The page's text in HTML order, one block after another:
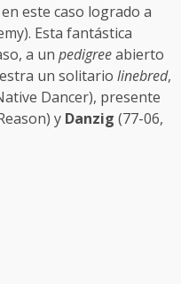
en este caso logrado a
Esta fantástica
a un pedigreeabierto
un solitario linebred,
Dancer), presente
y Danzig (77-06,